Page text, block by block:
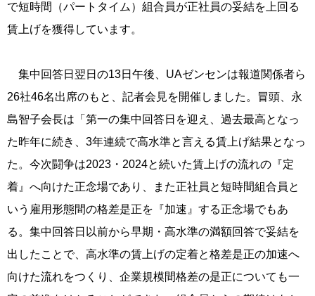
で短時間（パートタイム）組合員が正社員の妥結を上回る
賃上げを獲得しています。
集中回答日翌日の13日午後、UAゼンセンは報道関係者ら
26社46名出席のもと、記者会見を開催しました。冒頭、永
島智子会長は「第一の集中回答日を迎え、過去最高となっ
た昨年に続き、3年連続で高水準と言える賃上げ結果となっ
た。今次闘争は2023・2024と続いた賃上げの流れの『定
着』へ向けた正念場であり、また正社員と短時間組合員と
いう雇用形態間の格差是正を『加速』する正念場でもあ
る。集中回答日以前から早期・高水準の満額回答で妥結を
出したことで、高水準の賃上げの定着と格差是正の加速へ
向けた流れをつくり、企業規模間格差の是正についても一